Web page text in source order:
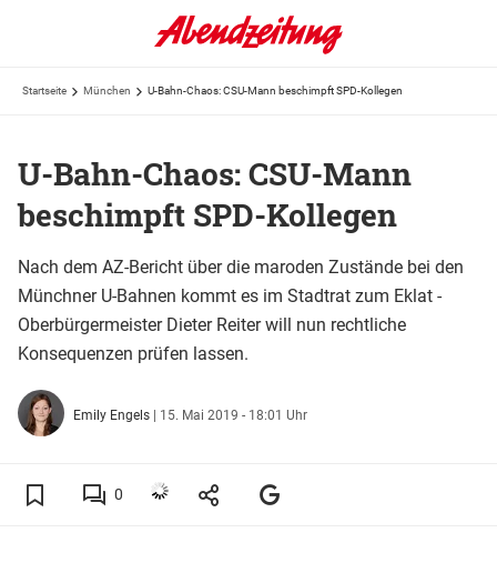
Startseite München U-Bahn-Chaos: CSU-Mann beschimpft SPD-Kollegen
U-Bahn-Chaos: CSU-Mann
beschimpft SPD-Kollegen
Nach dem AZ-Bericht über die maroden Zustände bei den
Münchner U-Bahnen kommt es im Stadtrat zum Eklat -
Oberbürgermeister Dieter Reiter will nun rechtliche
Konsequenzen prüfen lassen.
Emily Engels | 15. Mai 2019 - 18:01 Uhr
0